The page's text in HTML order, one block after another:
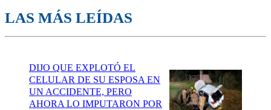
LAS MÁS LEÍDAS
DIJO QUE EXPLOTÓ EL
CELULAR DE SU ESPOSA EN
UN ACCIDENTE, PERO
AHORA LO IMPUTARON POR